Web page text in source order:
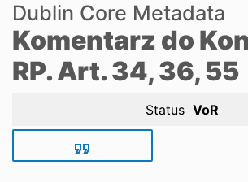
Scientific research results
Dublin Core Metadata
Komentarz do
RP. Art. 34, 36, 55
Status VoR